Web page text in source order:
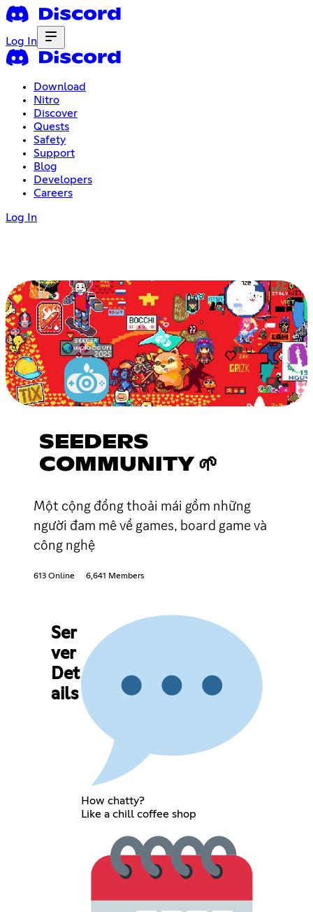
Log In
Download
Nitro
Discover
Quests
Safety
Support
Blog
Developers
Careers
Log In
SEEDERS
COMMUNITY 🌱
Một cộng đồng thoải mái gồm những
người đam mê về games, board game và
công nghệ
613 Online 6,641 Members
Ser
ver
Det
ails
How chatty?
Like a chill coffee shop